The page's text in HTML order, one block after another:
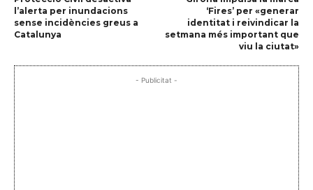
l’alerta per inundacions
sense incidències greus a
Catalunya
‘Fires’ per «generar
identitat i reivindicar la
setmana més important que
viu la ciutat»
- Publicitat -